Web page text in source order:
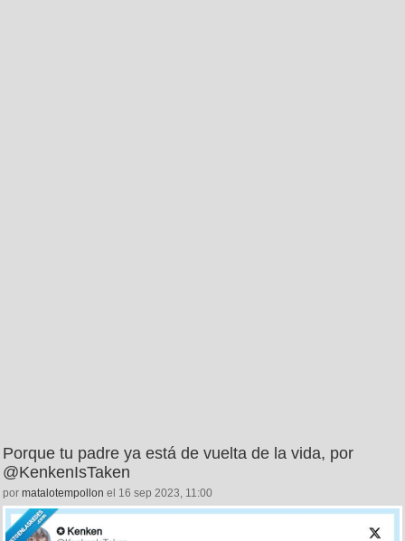
Porque tu padre ya está de vuelta de la vida, por
@KenkenIsTaken
por matalotempollon el 16 sep 2023, 11:00